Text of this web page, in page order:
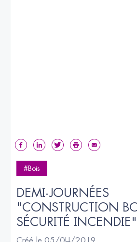
#Bois
DEMI-JOURNÉES
"CONSTRUCTION
SÉCURITÉ INCENDIE"
Créé le 05/04/2019